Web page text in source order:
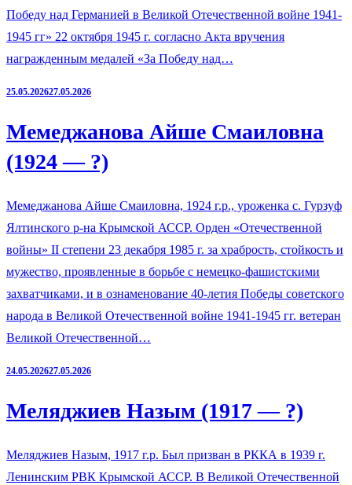
Победу над Германией в Великой Отечественной войне 1941-
1945 гг» 22 октября 1945 г. согласно Акта вручения
награжденным медалей «За Победу над…
25.05.202627.05.2026
Мемеджанова Айше Смаиловна
(1924 — ?)
Мемеджанова Айше Смаиловна, 1924 г.р., уроженка с. Гурзуф
Ялтинского р-на Крымской АССР. Орден «Отечественной
войны» II степени 23 декабря 1985 г. за храбрость, стойкость и
мужество, проявленные в борьбе с немецко-фашистскими
захватчиками, и в ознаменование 40-летия Победы советского
народа в Великой Отечественной войне 1941-1945 гг. ветеран
Великой Отечественной…
24.05.202627.05.2026
Меляджиев Назым (1917 — ?)
Меляджиев Назым, 1917 г.р. Был призван в РККА в 1939 г.
Ленинским РВК Крымской АССР. В Великой Отечественной